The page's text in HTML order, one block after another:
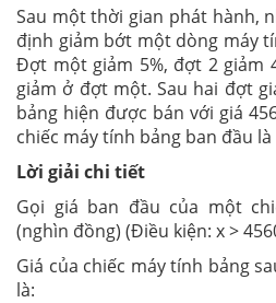
Sau một thời gian phát hành,
định giảm bớt một dòng máy
Đợt một giảm 5%, đợt 2 giảm
giảm ở đợt một. Sau hai đợt
bảng hiện được bán với giá
chiếc máy tính bảng ban đầu
Lời giải chi tiết
Gọi giá ban đầu của một
(nghìn đồng) (Điều kiện: x >
Giá của chiếc máy tính bảng
là: